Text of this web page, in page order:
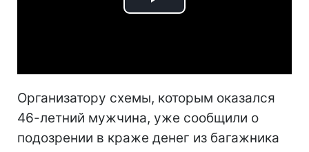
Play
Организатору схемы, которым оказался
46-летний мужчина, уже сообщили о
подозрении в краже денег из багажника